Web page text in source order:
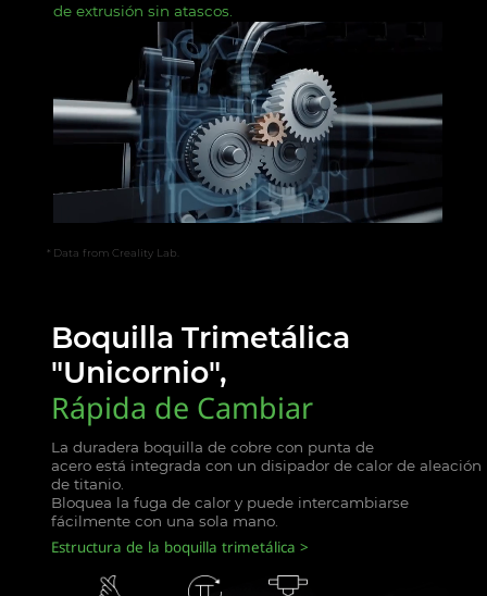
de extrusión sin atascos.
Data from Creality Lab.
Boquilla Trimetálica
"Unicornio",
Rápida de Cambiar
La duradera boquilla de cobre con punta de
acero está integrada con un disipador de calor de aleación
de titanio.
Bloquea la fuga de calor y puede intercambiarse
fácilmente con una sola mano.
Estructura de la boquilla trimetálica